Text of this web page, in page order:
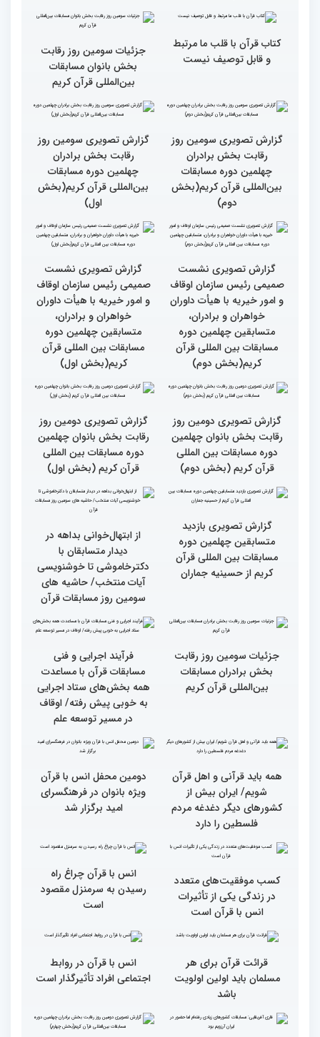
پررنگ کودکان و نوجوانان در
چهلمین دوره مسابقات بین
گزارش تصویری حضور
اصحاب رسانه درچهلمین
دوره مسابقات بین المللی
قران کریم (بخش دوم)
گزارش تصویری حضور
اصحاب رسانه درچهلمین
دوره مسابقات بین المللی
قران کریم (بخش اول)
قاری نیجریایی: نوجوانان
جهان عمل به قرآن را
سرلوحه امور خود قرار دهند
کتاب قرآن با قلب ما مرتبط
و قابل توصیف نیست
بخش بانوان مسابقات
بین‌المللی قرآن کریم
گزارش تصویری سومین روز
رقابت بخش برادران
بین‌المللی قرآن کریم(بخش
گزارش تصویری سومین روز
رقابت بخش برادران
بین‌المللی قرآن کریم(بخش
گزارش تصویری نشست
صمیمی رئیس سازمان اوقاف
و امور خیریه با هیأت داوران
خواهران و برادران،
متسابقین چهلمین دوره
مسابقات بین المللی قرآن
کریم(بخش دوم)
گزارش تصویری نشست
صمیمی رئیس سازمان اوقاف
و امور خیریه با هیأت داوران
متسابقین چهلمین دوره
مسابقات بین المللی قرآن
کریم(بخش اول)
گزارش تصویری دومین روز
دوره مسابقات بین المللی
قرآن کریم (بخش دوم)
گزارش تصویری دومین روز
دوره مسابقات بین المللی
قرآن کریم (بخش اول)
متسابقین چهلمین دوره
کریم از حسینیه جماران
از ابتهال‌خوانی بداهه در
دیدار متسابقان با
دکترخاموشی تا خوشنویسی
آیات منتخب/ حاشیه های
سومین روز مسابقات قرآن
جزئیات سومین روز رقابت
بخش برادران مسابقات
بین‌المللی قرآن کریم
مسابقات قرآن با مساعدت
همه بخش‌های ستاد اجرایی
به خوبی پیش رفته/ اوقاف
همه باید قرآنی و اهل قرآن
شویم/ ایران بیش از
کشورهای دیگر دغدغه مردم
فلسطین را دارد
دومین محفل انس با قرآن
امید برگزار شد